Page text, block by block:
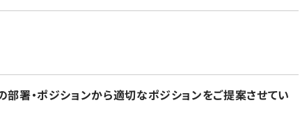
部署・ポジションから適切なポジションをご提案させてい